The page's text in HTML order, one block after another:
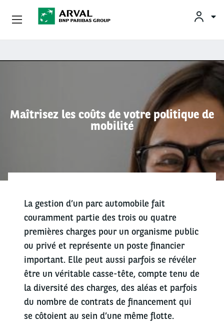
Maîtrisez les coûts de votre politique de
mobilité
La gestion d’un parc automobile fait
couramment partie des trois ou quatre
premières charges pour un organisme public
ou privé et représente un poste financier
important. Elle peut aussi parfois se révéler
être un véritable casse-tête, compte tenu de
la diversité des charges, des aléas et parfois
du nombre de contrats de financement qui
se côtoient au sein d’une même flotte.
CONDUCTEURS